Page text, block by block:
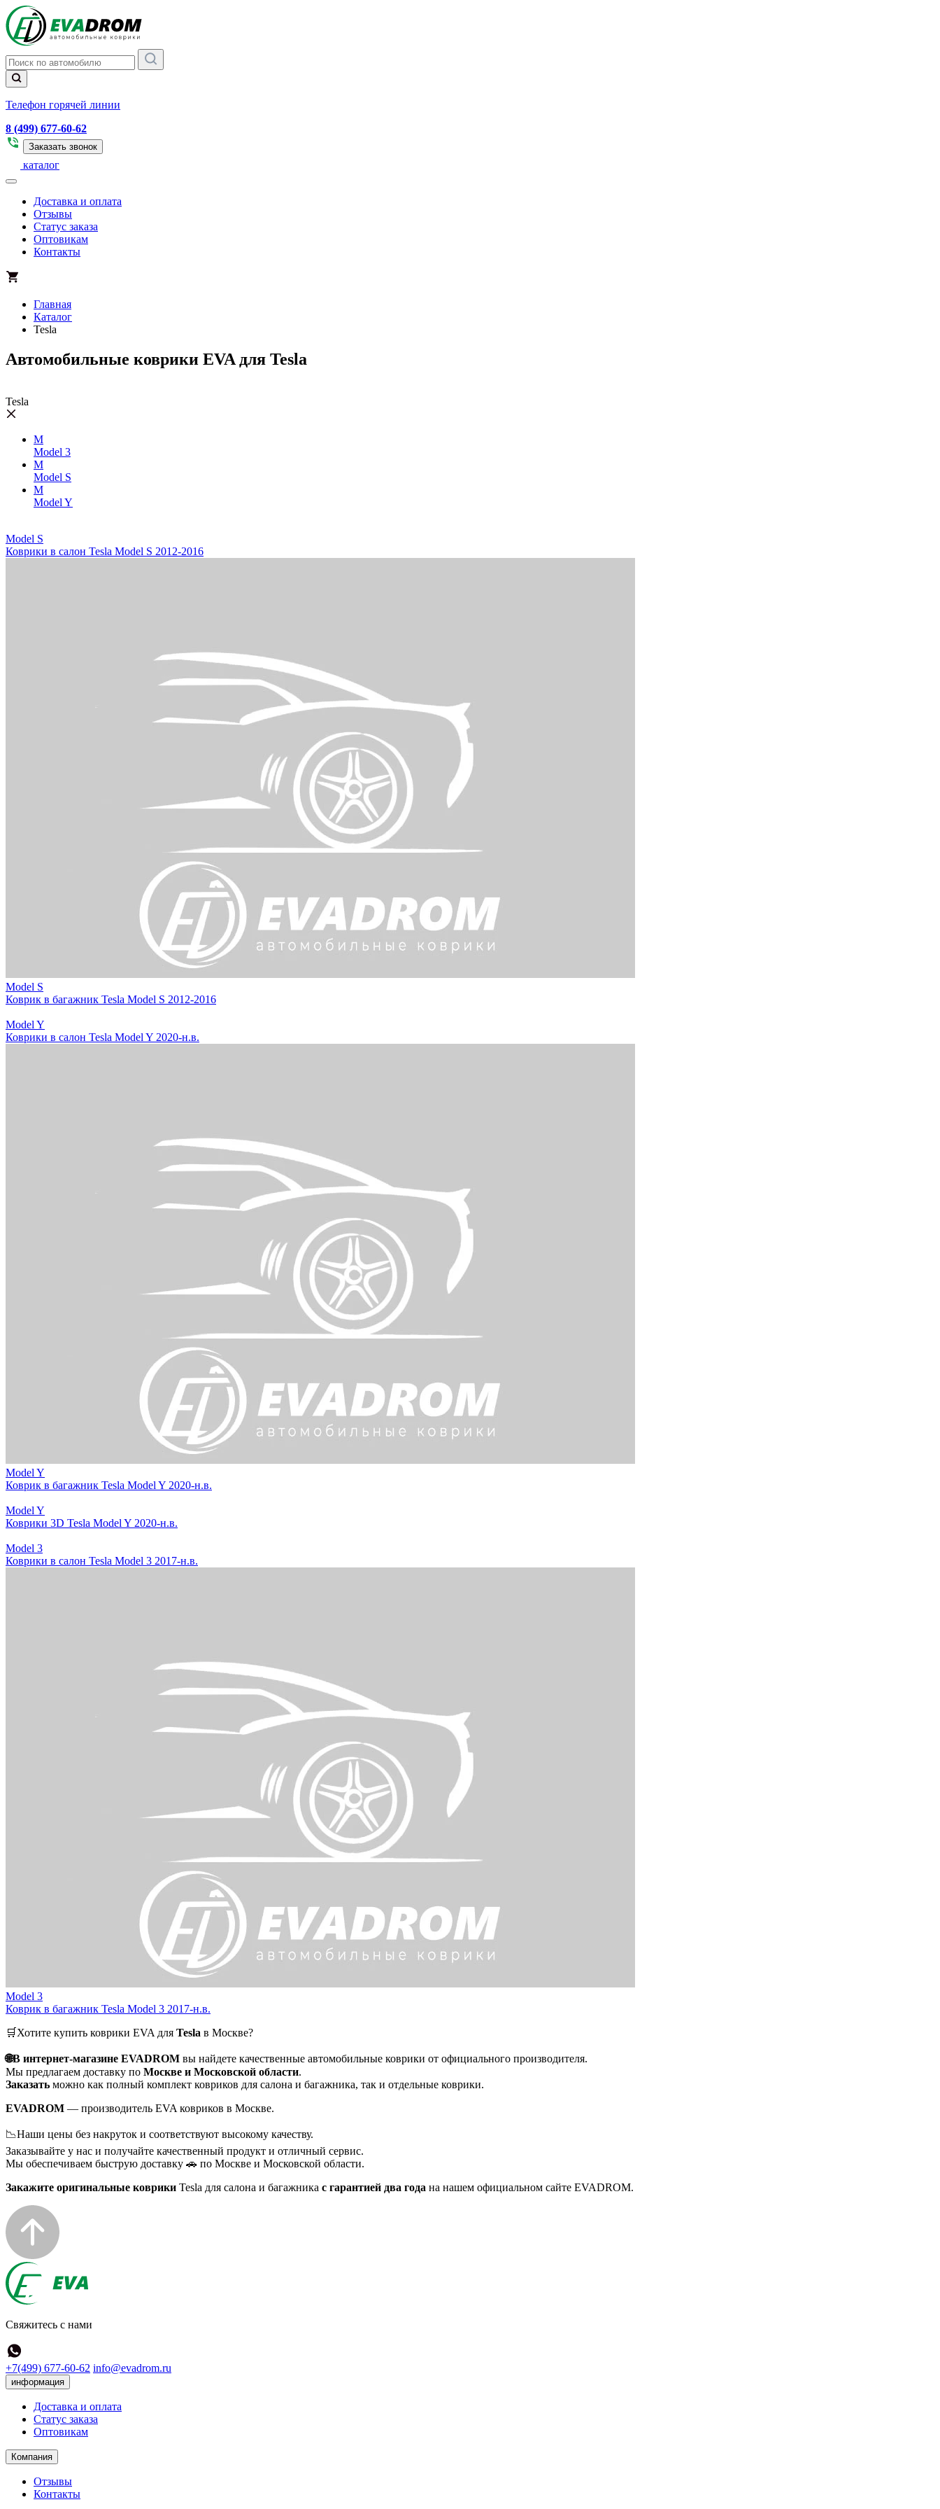
Телефон горячей линии
8 (499) 677-60-62
Заказать звонок
каталог
Доставка и оплата
Отзывы
Статус заказа
Оптовикам
Контакты
Главная
Каталог
Tesla
Автомобильные коврики EVA для Tesla
Tesla
M
Model 3
M
Model S
M
Model Y
Model S
Коврики в салон Tesla Model S 2012-2016
Model S
Коврик в багажник Tesla Model S 2012-2016
Model Y
Коврики в салон Tesla Model Y 2020-н.в.
Model Y
Коврик в багажник Tesla Model Y 2020-н.в.
Model Y
Коврики 3D Tesla Model Y 2020-н.в.
Model 3
Коврики в салон Tesla Model 3 2017-н.в.
Model 3
Коврик в багажник Tesla Model 3 2017-н.в.
🛒Хотите купить коврики EVA для Tesla в Москве?
🌐В интернет-магазине EVADROM вы найдете качественные автомобильные коврики от официального производителя.
Мы предлагаем доставку по Москве и Московской области.
Заказать можно как полный комплект ковриков для салона и багажника, так и отдельные коврики.
EVADROM — производитель EVA ковриков в Москве.
📉Наши цены без накруток и соответствуют высокому качеству.
Заказывайте у нас и получайте качественный продукт и отличный сервис.
Мы обеспечиваем быструю доставку 🚗 по Москве и Московской области.
Закажите оригинальные коврики Tesla для салона и багажника с гарантией два года на нашем официальном сайте EVADROM.
Свяжитесь с нами
+7(499) 677-60-62 info@evadrom.ru
информация
Доставка и оплата
Статус заказа
Оптовикам
Компания
Отзывы
Контакты